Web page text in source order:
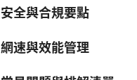
安全與合規要點
網速與效能管理